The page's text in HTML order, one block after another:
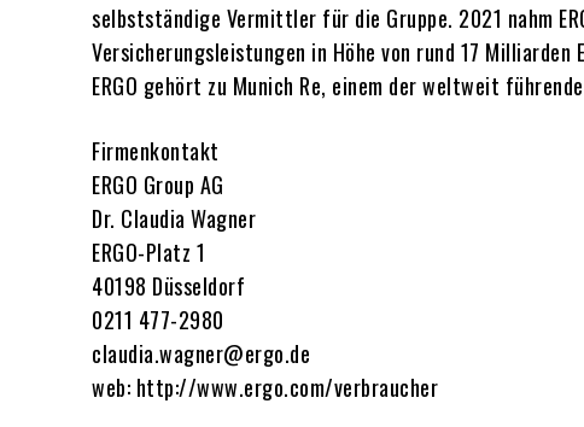
selbstständige Vermittler für die Gruppe. 2021 nahm
Versicherungsleistungen in Höhe von rund 17 Milliarden
ERGO gehört zu Munich Re, einem der weltweit
Firmenkontakt
ERGO Group AG
Dr. Claudia Wagner
ERGO-Platz 1
40198 Düsseldorf
0211 477-2980
claudia.wagner@ergo.de
web: http://www.ergo.com/verbraucher